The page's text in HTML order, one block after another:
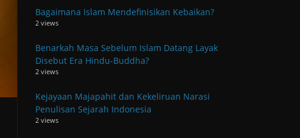
Bagaimana Islam Mendefinisikan Kebaikan?
2 views
Benarkah Masa Sebelum Islam Datang Layak
Disebut Era Hindu-Buddha?
2 views
Kejayaan Majapahit dan Kekeliruan Narasi
Penulisan Sejarah Indonesia
2 views